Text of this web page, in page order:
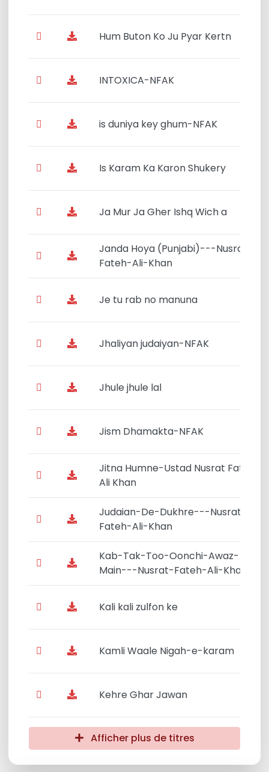
Hum Buton Ko Ju Pyar Kertn
INTOXICA-NFAK
is duniya key ghum-NFAK
Is Karam Ka Karon Shukery
Ja Mur Ja Gher Ishq Wich a
Janda Hoya (Punjabi)---Nusrat-
Fateh-Ali-Khan
Je tu rab no manuna
Jhaliyan judaiyan-NFAK
Jhule jhule lal
Jism Dhamakta-NFAK
Jitna Humne-Ustad Nusrat Fateh
Ali Khan
Judaian-De-Dukhre---Nusrat-
Fateh-Ali-Khan
Kab-Tak-Too-Oonchi-Awaz-
Main---Nusrat-Fateh-Ali-Khan
Kali kali zulfon ke
Kamli Waale Nigah-e-karam
Kehre Ghar Jawan
Afficher plus de titres